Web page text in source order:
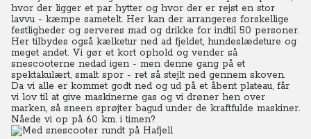
hvor der ligger et par hytter og hvor der er rejst en stor
lavvu - kæmpe sametelt. Her kan der arrangeres forskellige
festligheder og serveres mad og drikke for indtil 50 personer.
Her tilbydes også kælketur ned ad fjeldet, hundeslædeture og
meget andet. Vi gør et kort ophold og vender så
snescooterne nedad igen - men denne gang på et
spektakulært, smalt spor - ret så stejlt ned gennem skoven.
Da vi alle er kommet godt ned og ud på et åbent plateau, får
vi lov til at give maskinerne gas og vi drøner hen over
marken, så sneen sprøjter bagud under de kraftfulde maskiner.
Nåede vi op på 60 km. i timen?